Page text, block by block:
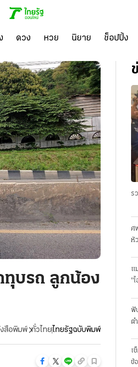
ดวง หวย นิยาย ช็อปปิ้ง
ทุบรถ ลูกน้อง
สือพิมพ์ ทั่วไทยไทยรัฐฉบับพิมพ์
ร
ศ
หั
แ
"
ฟั
ต
เ
ข้